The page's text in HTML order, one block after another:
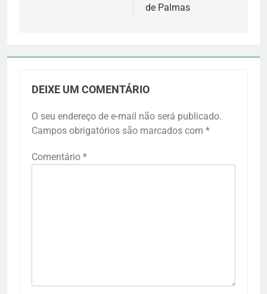
de Palmas
DEIXE UM COMENTÁRIO
O seu endereço de e-mail não será publicado.
Campos obrigatórios são marcados com *
Comentário *